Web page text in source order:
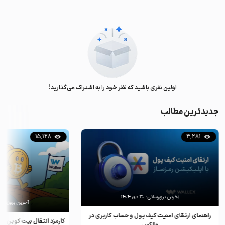
اولین نفری باشید که نظر خود را به اشتراک می‌گذارید!
جدیدترین مطالب
راهنمای ارتقای امنیت کیف پول و حساب کاربری در
3,281
آخرین بروزرسانی: ۳۰ دی ۱۴۰۴
کارمزد انتقال بیت کوین
15,128
آخرین